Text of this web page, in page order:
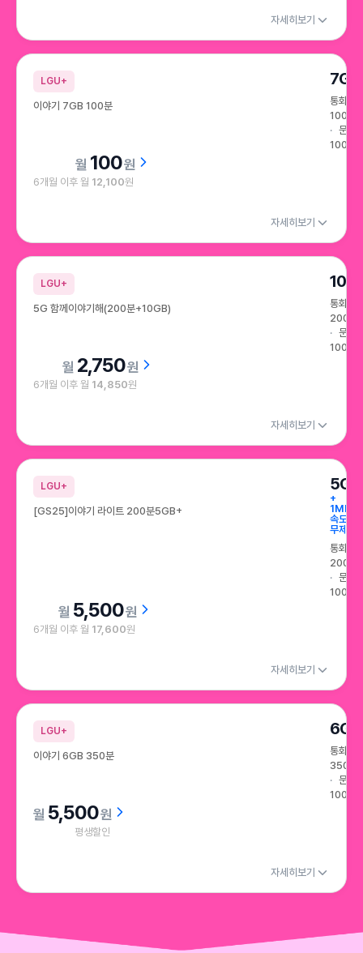
자세히보기
LGU+
이야기 7GB 100분
7GB
통화
100분
문자
100건
100원
6개월 이후 월 12,100원
자세히보기
LGU+
5G 함께이야기해(200분+10GB)
통화
200분
문자
100건
2,750원
6개월 이후 월 14,850원
자세히보기
LGU+
[GS25]이야기 라이트 200분5GB+
5GB
+
1Mbps
속도
무제한
통화
200분
문자
100건
5,500원
6개월 이후 월 17,600원
자세히보기
LGU+
이야기 6GB 350분
6GB
통화
350분
문자
100건
5,500원
평생할인
자세히보기